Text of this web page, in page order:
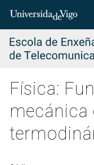
Introduce
para
buscar
Física:
mecánica